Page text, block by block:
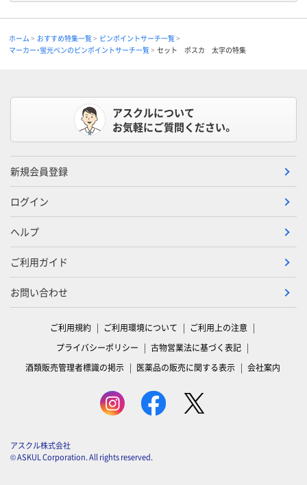
ホーム おすすめ特集一覧
ピンポイントサーチ一覧
マーカー・蛍光ペンのピンポイントサーチ一覧
セット ポスカ 太字の特集
アスクルについて
お気軽にご質問ください。
新規会員登録
ログイン
ヘルプ
ご利用ガイド
お問い合わせ
ご利用規約 ご利用環境について
ご利用上の注意
プライバシーポリシー
古物営業法に基づく表記
酒類販売管理者標識の掲示
医薬品の販売に関する表示 会社案内
アスクル株式会社
© ASKUL Corporation. All rights reserved.